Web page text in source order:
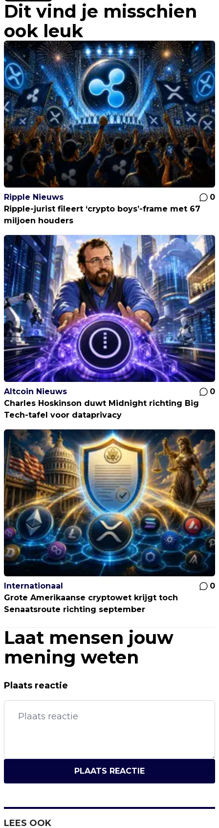
van Bitcoin
Dit vind je misschien
ook leuk
Ripple Nieuws
0
Ripple-jurist fileert ‘crypto boys’-frame met 67
miljoen houders
Altcoin Nieuws
0
Charles Hoskinson duwt Midnight richting Big
Tech-tafel voor dataprivacy
Internationaal
0
Grote Amerikaanse cryptowet krijgt toch
Senaatsroute richting september
Laat mensen jouw
mening weten
Plaats reactie
PLAATS REACTIE
LEES OOK